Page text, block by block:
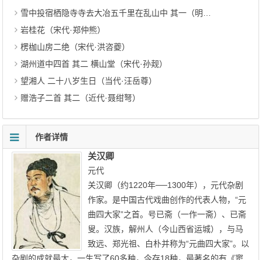
雪中投宿栖隐寺寺去大冶五千里在乱山中 其一（明代·袁宏道）
岩桂花（宋代·郑仲熊）
楞枷山房二绝（宋代·洪咨夔）
湖州道中四首 其二 横山堂（宋代·孙觌）
望湘人 二十八岁生日（当代·汪岳尊）
赠浩子二首 其二（近代·聂绀弩）
作者详情
关汉卿
元代
关汉卿（约1220年──1300年），元代杂剧
作家。是中国古代戏曲创作的代表人物，“元
曲四大家”之首。号已斋（一作一斋）、已斋
叟。汉族，解州人（今山西省运城），与马
致远、郑光祖、白朴并称为“元曲四大家”。以